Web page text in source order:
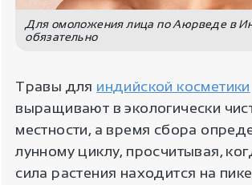
Для омоложения лица по Аюрведе в
обязательно
Травы для индийской косметики
выращивают в экологически
местности, а время сбора
лунному циклу, просчитывая,
сила растения находится на